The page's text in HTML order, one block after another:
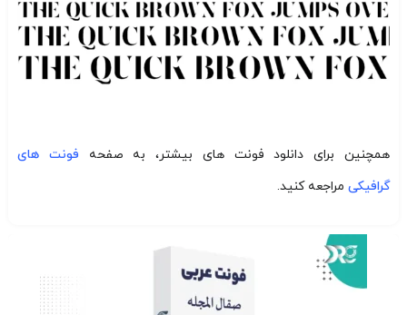
همچنین برای دانلود فونت های بیشتر، به صفحه فونت های
گرافیکی مراجعه کنید.